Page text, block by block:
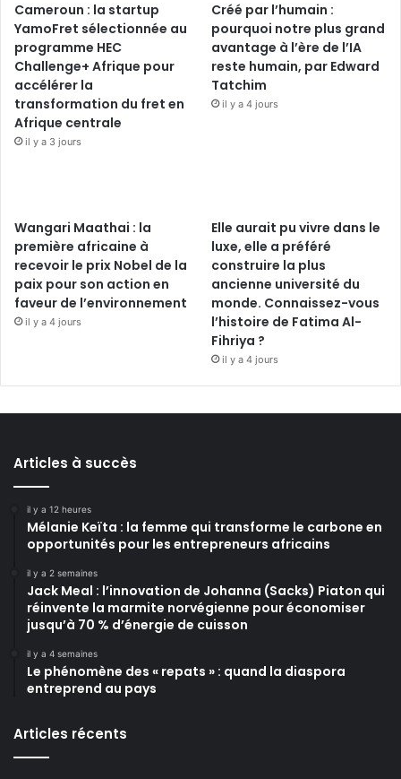
Cameroun : la startup
YamoFret sélectionnée au
programme HEC
Challenge+ Afrique pour
accélérer la
transformation du fret en
Afrique centrale
il y a 3 jours
Créé par l’humain :
pourquoi notre plus grand
avantage à l’ère de l’IA
reste humain, par Edward
Tatchim
il y a 4 jours
Wangari Maathai : la
première africaine à
recevoir le prix Nobel de la
paix pour son action en
faveur de l’environnement
il y a 4 jours
Elle aurait pu vivre dans le
luxe, elle a préféré
construire la plus
ancienne université du
monde. Connaissez-vous
l’histoire de Fatima Al-
Fihriya ?
il y a 4 jours
Articles à succès
il y a 12 heures
Mélanie Keïta : la femme qui transforme le carbone en
opportunités pour les entrepreneurs africains
il y a 2 semaines
Jack Meal : l’innovation de Johanna (Sacks) Piaton qui
réinvente la marmite norvégienne pour économiser
jusqu’à 70 % d’énergie de cuisson
il y a 4 semaines
Le phénomène des « repats » : quand la diaspora
entreprend au pays
Articles récents